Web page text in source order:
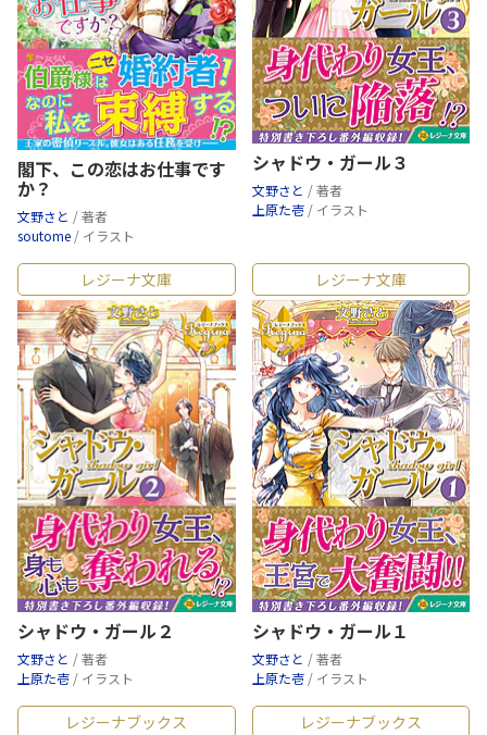
閣下、この恋はお仕事です
か？
文野さと / 著者
soutome / イラスト
シャドウ・ガール３
文野さと / 著者
上原た壱 / イラスト
レジーナ文庫
シャドウ・ガール２
文野さと / 著者
上原た壱 / イラスト
レジーナ文庫
シャドウ・ガール１
文野さと / 著者
上原た壱 / イラスト
レジーナブックス レジーナブックス